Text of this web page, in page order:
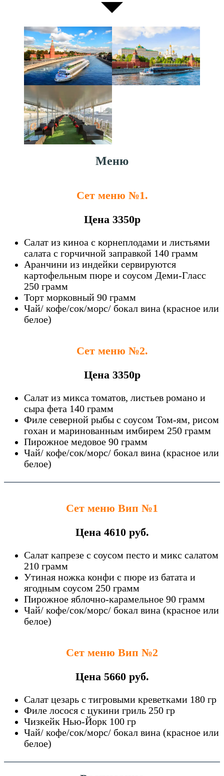
Меню
Сет меню №1.
Цена 3350р
Салат из киноа с корнеплодами и листьями
салата с горчичной заправкой 140 грамм
Аранчини из индейки сервируются
картофельным пюре и соусом Деми-Гласс
250 грамм
Торт морковный 90 грамм
Чай/ кофе/сок/морс/ бокал вина (красное или
белое)
Сет меню №2.
Цена 3350р
Салат из микса томатов, листьев романо и
сыра фета 140 грамм
Филе северной рыбы с соусом Том-ям, рисом
гохан и маринованным имбирем 250 грамм
Пирожное медовое 90 грамм
Чай/ кофе/сок/морс/ бокал вина (красное или
белое)
Сет меню Вип №1
Цена 4610 руб.
Салат капрезе с соусом песто и микс салатом
210 грамм
Утиная ножка конфи с пюре из батата и
ягодным соусом 250 грамм
Пирожное яблочно-карамельное 90 грамм
Чай/ кофе/сок/морс/ бокал вина (красное или
белое)
Сет меню Вип №2
Цена 5660 руб.
Салат цезарь с тигровыми креветками 180 гр
Филе лосося с цукини гриль 250 гр
Чизкейк Нью-Йорк 100 гр
Чай/ кофе/сок/морс/ бокал вина (красное или
белое)